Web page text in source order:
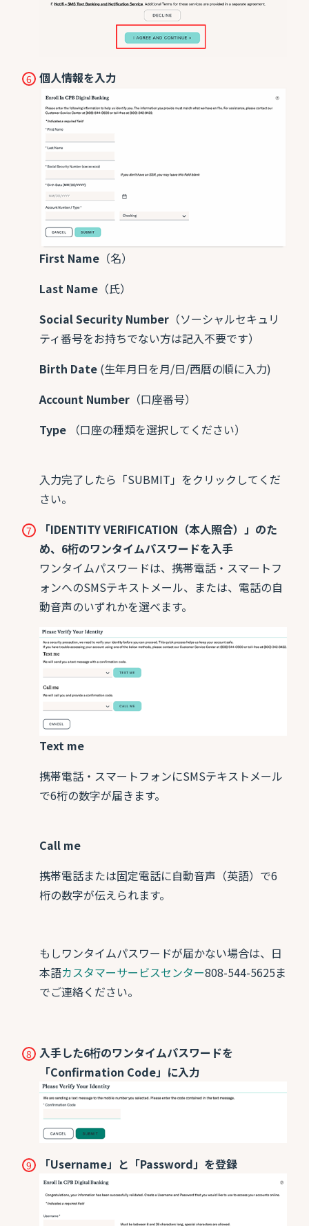
個人情報を入力
First Name （名）
Last Name （氏）
Social Security Number （ソーシャルセキュリ
ティ番号をお持ちでない方は記入不要です）
Birth Date (生年月日を月/日/西暦の順に入力)
Account Number （口座番号）
Type
（口座の種類を選択してください）
入力完了したら「SUBMIT」をクリックしてくだ
さい。
「IDENTITY VERIFICATION（本人照合）」のた
め、6桁のワンタイムパスワードを入手
ワンタイムパスワードは、携帯電話・スマートフ
ォンへのSMSテキストメール、または、電話の自
動音声のいずれかを選べます。
Text me
携帯電話・スマートフォンにSMSテキストメール
で6桁の数字が届きます。
Call me
携帯電話または固定電話に自動音声（英語）で6
桁の数字が伝えられます。
もしワンタイムパスワードが届かない場合は、日
本語カスタマーサービスセンター808-544-5625ま
でご連絡ください。
入手した6桁のワンタイムパスワードを
「Confirmation Code」に入力
「Username」と「Password」を登録